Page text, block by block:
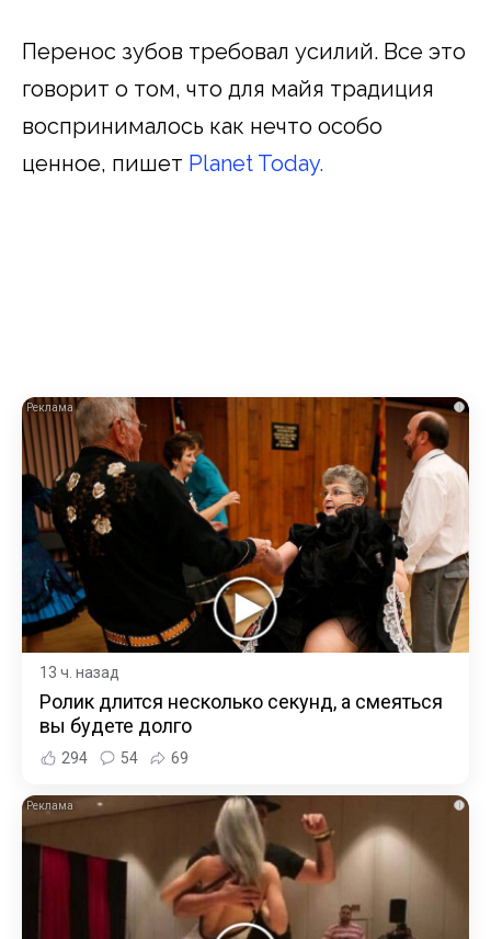
Перенос зубов требовал усилий. Все это
говорит о том, что для майя традиция
воспринималось как нечто особо
ценное, пишет Planet Today.
i
13 ч. назад
Ролик длится несколько секунд, а смеяться
вы будете долго
294 54 69
i